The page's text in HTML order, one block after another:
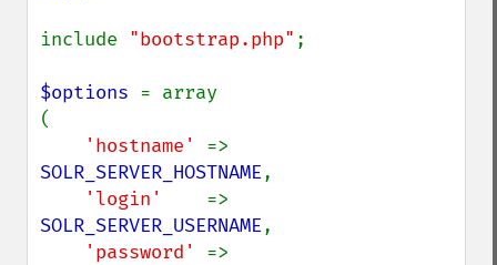
include "bootstrap.php" ;
$options = array
(
'hostname'
SOLR_SERVER_HOSTNAME,
'login'
SOLR_SERVER_USERNAME,
'password'